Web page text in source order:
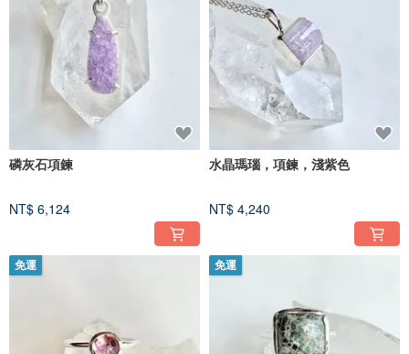
磷灰石項鍊
NT$ 6,124
水晶瑪瑙，項鍊，淺紫色
NT$ 4,240
免運 免運